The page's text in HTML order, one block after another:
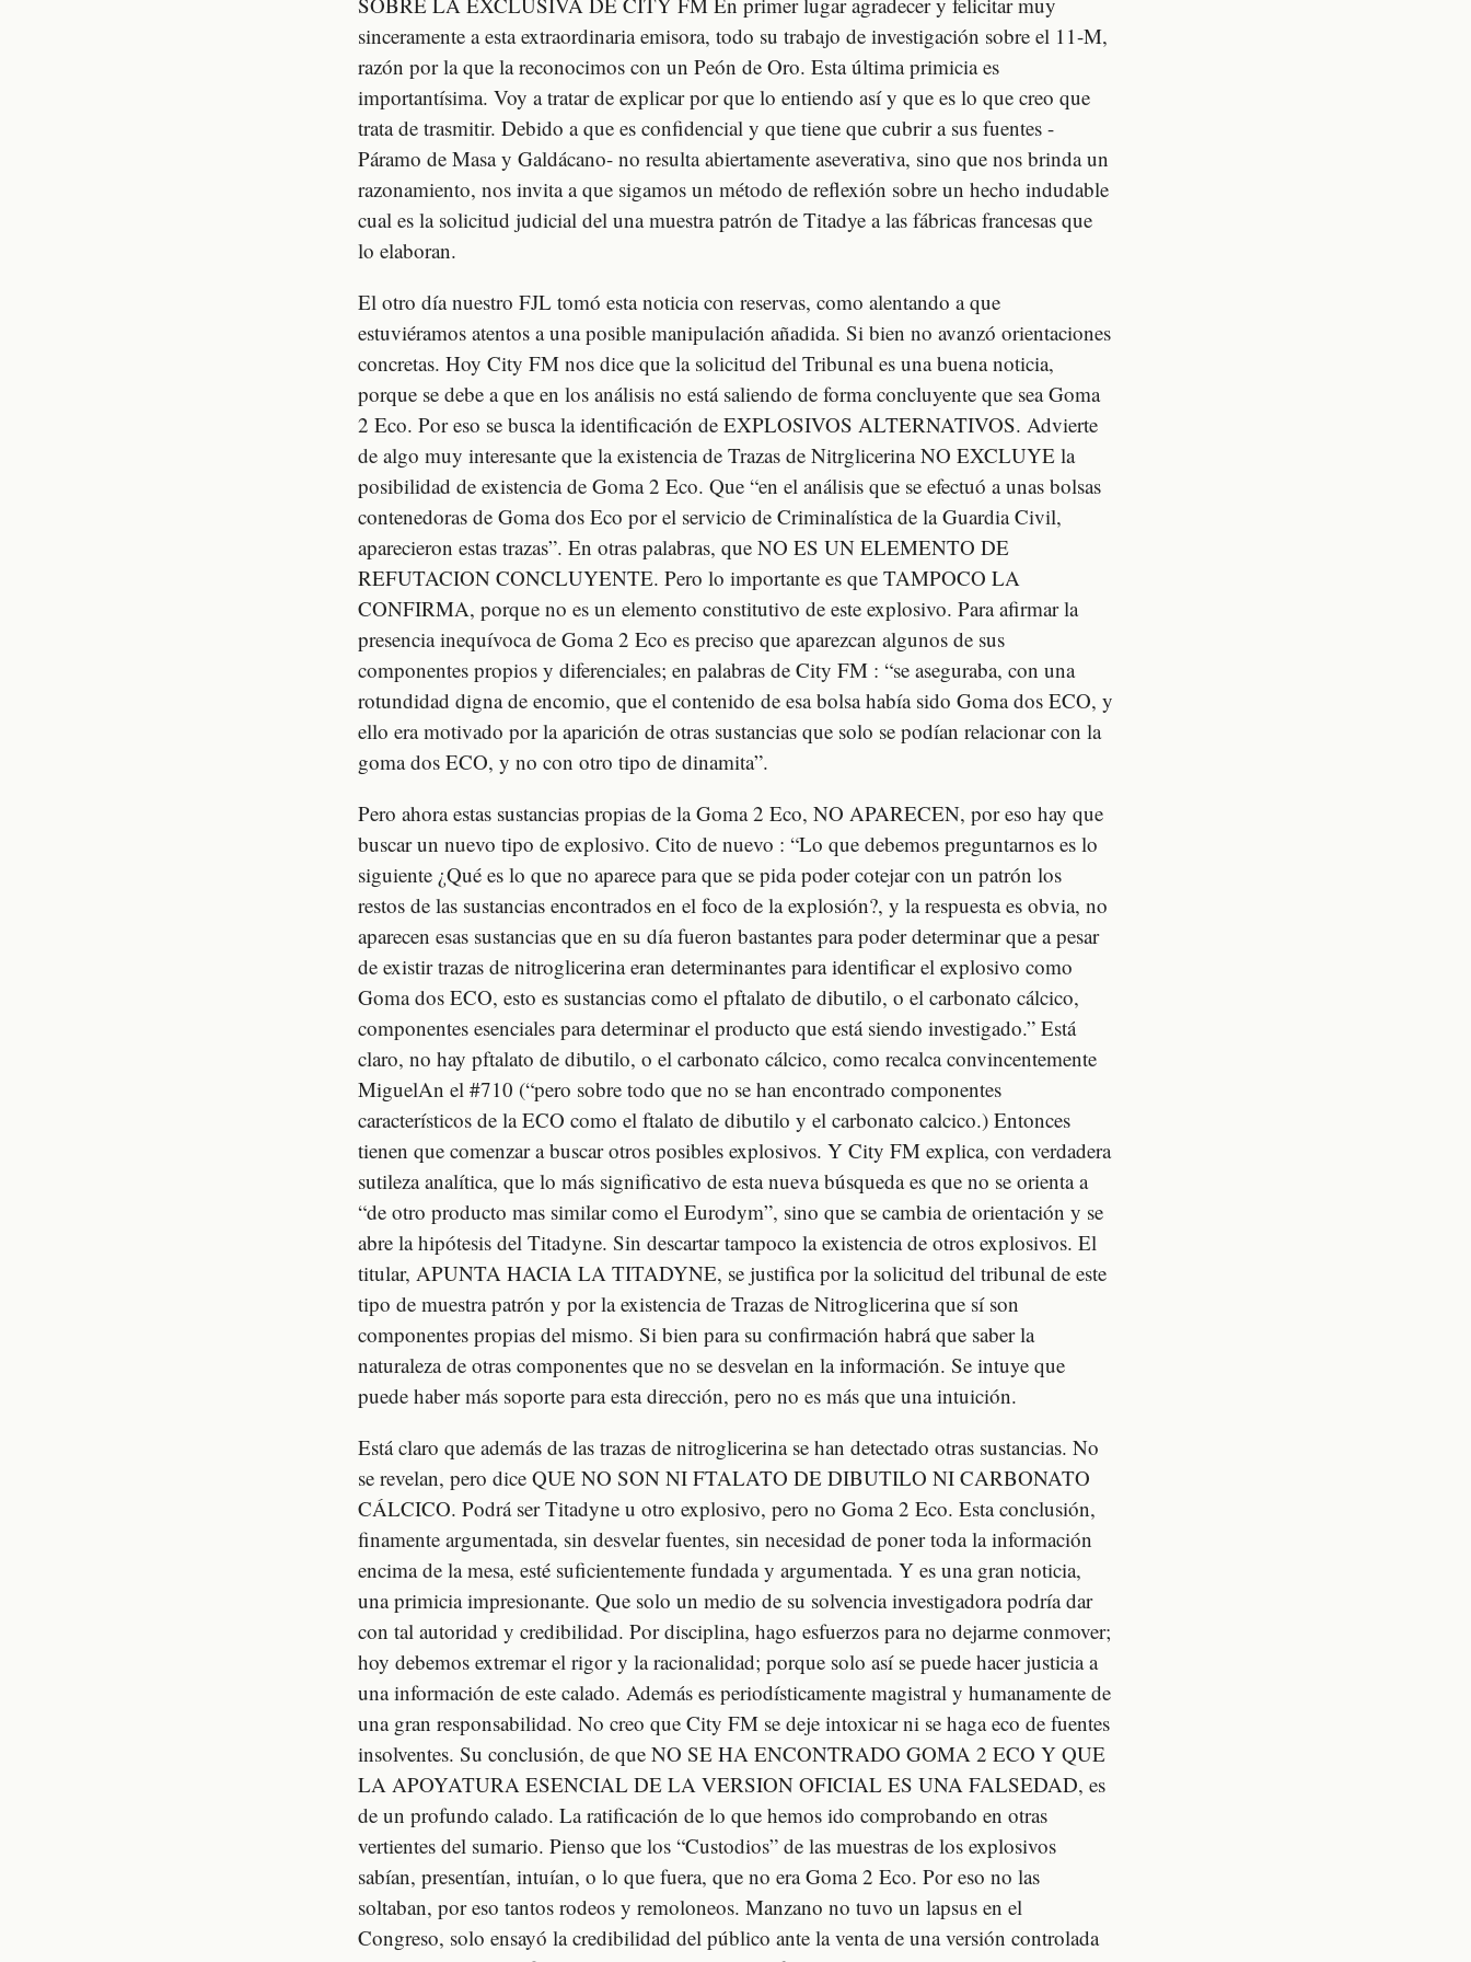
sinceramente a esta extraordinaria emisora, todo su trabajo de investigación sobre el 11-M,
razón por la que la reconocimos con un Peón de Oro. Esta última primicia es
importantísima. Voy a tratar de explicar por que lo entiendo así y que es lo que creo que
trata de trasmitir. Debido a que es confidencial y que tiene que cubrir a sus fuentes -
Páramo de Masa y Galdácano- no resulta abiertamente aseverativa, sino que nos brinda un
razonamiento, nos invita a que sigamos un método de reflexión sobre un hecho indudable
cual es la solicitud judicial del una muestra patrón de Titadye a las fábricas francesas que
lo elaboran.
El otro día nuestro FJL tomó esta noticia con reservas, como alentando a que
estuviéramos atentos a una posible manipulación añadida. Si bien no avanzó orientaciones
concretas. Hoy City FM nos dice que la solicitud del Tribunal es una buena noticia,
porque se debe a que en los análisis no está saliendo de forma concluyente que sea Goma
2 Eco. Por eso se busca la identificación de EXPLOSIVOS ALTERNATIVOS. Advierte
de algo muy interesante que la existencia de Trazas de Nitrglicerina NO EXCLUYE la
posibilidad de existencia de Goma 2 Eco. Que “en el análisis que se efectuó a unas bolsas
contenedoras de Goma dos Eco por el servicio de Criminalística de la Guardia Civil,
aparecieron estas trazas”. En otras palabras, que NO ES UN ELEMENTO DE
REFUTACION CONCLUYENTE. Pero lo importante es que TAMPOCO LA
CONFIRMA, porque no es un elemento constitutivo de este explosivo. Para afirmar la
presencia inequívoca de Goma 2 Eco es preciso que aparezcan algunos de sus
componentes propios y diferenciales; en palabras de City FM : “se aseguraba, con una
rotundidad digna de encomio, que el contenido de esa bolsa había sido Goma dos ECO, y
ello era motivado por la aparición de otras sustancias que solo se podían relacionar con la
goma dos ECO, y no con otro tipo de dinamita”.
Pero ahora estas sustancias propias de la Goma 2 Eco, NO APARECEN, por eso hay que
buscar un nuevo tipo de explosivo. Cito de nuevo : “Lo que debemos preguntarnos es lo
siguiente ¿Qué es lo que no aparece para que se pida poder cotejar con un patrón los
restos de las sustancias encontrados en el foco de la explosión?, y la respuesta es obvia, no
aparecen esas sustancias que en su día fueron bastantes para poder determinar que a pesar
de existir trazas de nitroglicerina eran determinantes para identificar el explosivo como
Goma dos ECO, esto es sustancias como el pftalato de dibutilo, o el carbonato cálcico,
componentes esenciales para determinar el producto que está siendo investigado.” Está
claro, no hay pftalato de dibutilo, o el carbonato cálcico, como recalca convincentemente
MiguelAn el #710 (“pero sobre todo que no se han encontrado componentes
característicos de la ECO como el ftalato de dibutilo y el carbonato calcico.) Entonces
tienen que comenzar a buscar otros posibles explosivos. Y City FM explica, con verdadera
sutileza analítica, que lo más significativo de esta nueva búsqueda es que no se orienta a
“de otro producto mas similar como el Eurodym”, sino que se cambia de orientación y se
abre la hipótesis del Titadyne. Sin descartar tampoco la existencia de otros explosivos. El
titular, APUNTA HACIA LA TITADYNE, se justifica por la solicitud del tribunal de este
tipo de muestra patrón y por la existencia de Trazas de Nitroglicerina que sí son
componentes propias del mismo. Si bien para su confirmación habrá que saber la
naturaleza de otras componentes que no se desvelan en la información. Se intuye que
puede haber más soporte para esta dirección, pero no es más que una intuición.
Está claro que además de las trazas de nitroglicerina se han detectado otras sustancias. No
se revelan, pero dice QUE NO SON NI FTALATO DE DIBUTILO NI CARBONATO
CÁLCICO. Podrá ser Titadyne u otro explosivo, pero no Goma 2 Eco. Esta conclusión,
finamente argumentada, sin desvelar fuentes, sin necesidad de poner toda la información
encima de la mesa, esté suficientemente fundada y argumentada. Y es una gran noticia,
una primicia impresionante. Que solo un medio de su solvencia investigadora podría dar
con tal autoridad y credibilidad. Por disciplina, hago esfuerzos para no dejarme conmover;
hoy debemos extremar el rigor y la racionalidad; porque solo así se puede hacer justicia a
una información de este calado. Además es periodísticamente magistral y humanamente de
una gran responsabilidad. No creo que City FM se deje intoxicar ni se haga eco de fuentes
insolventes. Su conclusión, de que NO SE HA ENCONTRADO GOMA 2 ECO Y QUE
LA APOYATURA ESENCIAL DE LA VERSION OFICIAL ES UNA FALSEDAD, es
de un profundo calado. La ratificación de lo que hemos ido comprobando en otras
vertientes del sumario. Pienso que los “Custodios” de las muestras de los explosivos
sabían, presentían, intuían, o lo que fuera, que no era Goma 2 Eco. Por eso no las
soltaban, por eso tantos rodeos y remoloneos. Manzano no tuvo un lapsus en el
Congreso, solo ensayó la credibilidad del público ante la venta de una versión controlada